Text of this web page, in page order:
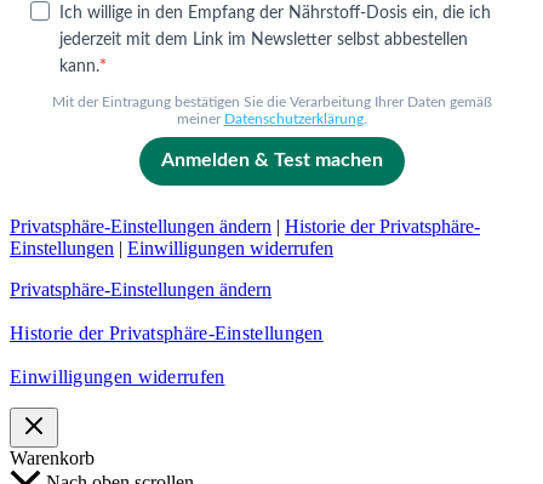
Ich willige in den Empfang der Nährstoff-Dosis ein, die ich
jederzeit mit dem Link im Newsletter selbst abbestellen
kann.
Mit der Eintragung bestätigen Sie die Verarbeitung Ihrer Daten gemäß
meiner Datenschutzerklärung.
Anmelden & Test machen
Privatsphäre-Einstellungen ändern | Historie der Privatsphäre-
Einstellungen | Einwilligungen widerrufen
Privatsphäre-Einstellungen ändern
Historie der Privatsphäre-Einstellungen
Einwilligungen widerrufen
Warenkorb